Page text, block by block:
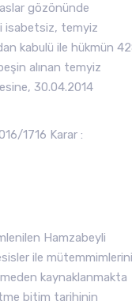
gözönünde
isabetsiz, temyiz
kabulü ile hükmün
alınan temyiz
30.04.2014
1716 Karar :
Hamzabeyli
ile
kaynaklanmakta
bitim tarihinin